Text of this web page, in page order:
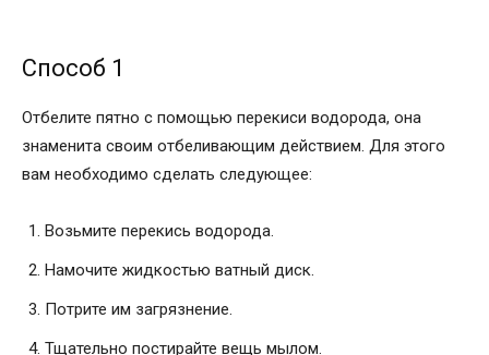
Способ 1
Отбелите пятно с помощью перекиси водорода, она
знаменита своим отбеливающим действием. Для этого
вам необходимо сделать следующее:
Возьмите перекись водорода.
Намочите жидкостью ватный диск.
Потрите им загрязнение.
Тщательно постирайте вещь мылом.